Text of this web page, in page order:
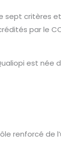
sept
par le
est
renforcé de